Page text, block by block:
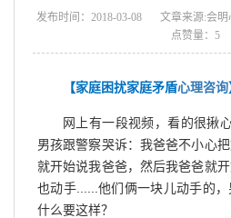
发布时间：2018-03-08 文章来源:会明
点赞量：5
【家庭困扰家庭矛盾心理咨询
网上有一段视频，看的很揪
男孩跟警察哭诉：我爸爸不小心
就开始说我爸爸，然后我爸爸就
也动手......他们俩一块儿动手的
什么要这样？